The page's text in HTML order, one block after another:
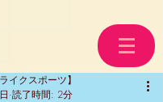
イクスポーツ】
読了時間: 2分